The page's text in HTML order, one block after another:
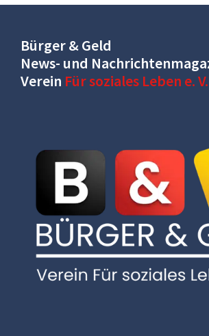
Bürger & Geld
News- und
Verein Für soziales Leben e. V.